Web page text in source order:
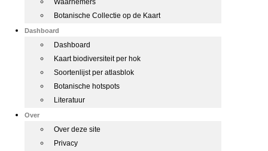
Waarnemers
Botanische Collectie op de Kaart
Dashboard
Dashboard
Kaart biodiversiteit per hok
Soortenlijst per atlasblok
Botanische hotspots
Literatuur
Over
Over deze site
Privacy